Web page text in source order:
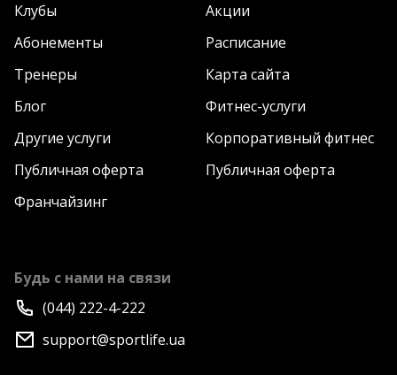
Клубы
Акции
Абонементы
Расписание
Тренеры
Карта сайта
Блог
Фитнес-услуги
Другие услуги
Корпоративный фитнес
Публичная оферта
Публичная оферта
Франчайзинг
Будь с нами на связи
(044) 222-4-222
support@sportlife.ua